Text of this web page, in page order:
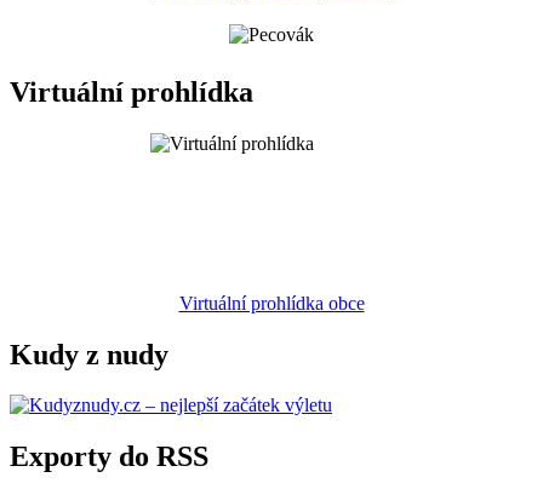
Virtuální prohlídka
Virtuální prohlídka obce
Kudy z nudy
Exporty do RSS